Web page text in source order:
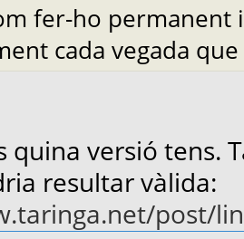
fer-ho
cada vegada
quina versió tens.
resultar vàlida:
post/